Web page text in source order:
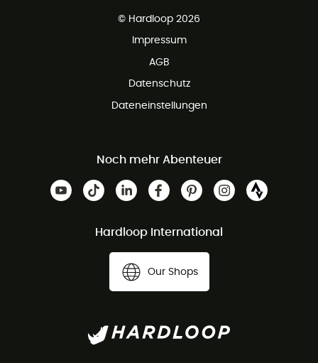
© Hardloop 2026
Impressum
AGB
Datenschutz
Dateneinstellungen
Noch mehr Abenteuer
Hardloop International
Our Shops